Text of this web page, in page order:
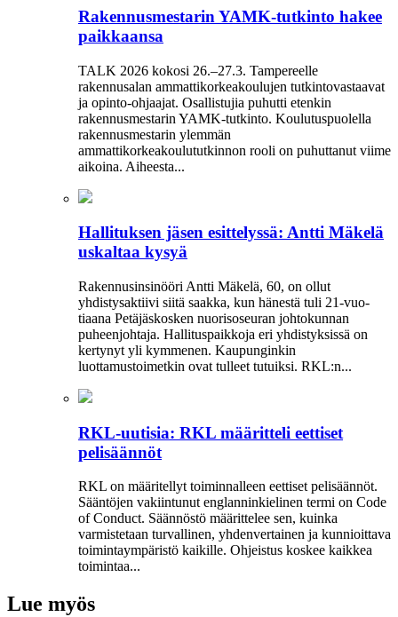
Rakennusmestarin YAMK-tutkinto hakee
paikkaansa
TALK 2026 kokosi 26.–27.3. Tampereelle
rakennusalan ammattikorkeakoulujen tutkintovastaavat
ja opinto-ohjaajat. Osallistujia puhutti etenkin
rakennusmestarin YAMK-tutkinto. Koulutuspuolella
rakennusmestarin ylemmän
ammattikorkeakoulututkinnon rooli on puhuttanut viime
­aikoina. ­Aiheesta...
Hallituksen jäsen esittelyssä: Antti Mäkelä
uskaltaa kysyä
Rakennusinsinööri Antti Mäkelä, 60, on ollut
yhdistysaktiivi siitä saakka, kun hänestä tuli 21-vuo­
tiaana Petäjäskosken nuoriso­seuran johtokunnan
puheenjohtaja. Hallituspaikkoja eri yhdistyksissä on
kertynyt yli kymmenen. Kaupunginkin
luottamustoimetkin ovat tulleet tutuiksi. RKL:n...
RKL-uutisia: RKL määritteli eettiset
pelisäännöt
RKL on määritellyt toiminnalleen eettiset peli­säännöt.
Sääntöjen vakiintunut englanninkielinen termi on Code
of Conduct. Säännöstö määrittelee sen, kuinka
varmistetaan turvallinen, yhdenvertainen ja kun­nioittava
toimintaympäristö kaikille. Ohjeistus koskee kaikkea
toimintaa...
Lue myös